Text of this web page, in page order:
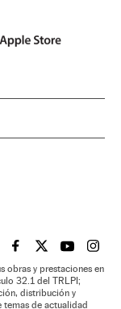
EL PAÍS BRASIL EN
EL PAÍSEL PAÍS
EL
obras y prestaciones en
32.1 del TRLPI;
distribución y
de actualidad